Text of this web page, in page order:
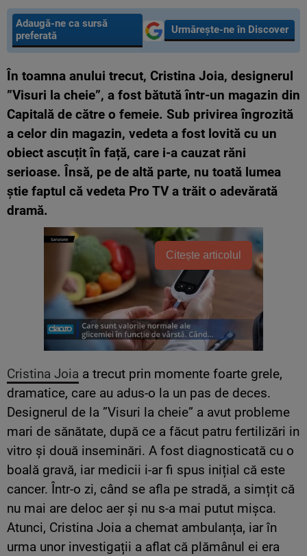
Adaugă-ne ca sursă
preferată
Urmărește-ne în Discover
În toamna anului trecut, Cristina Joia, designerul
”Visuri la cheie”, a fost bătută într-un magazin din
Capitală de către o femeie. Sub privirea îngrozită
a celor din magazin, vedeta a fost lovită cu un
obiect ascuțit în față, care i-a cauzat răni
serioase. Însă, pe de altă parte, nu toată lumea
știe faptul că vedeta Pro TV a trăit o adevărată
dramă.
Citește articolul
Cristina Joia a trecut prin momente foarte grele,
dramatice, care au adus-o la un pas de deces.
Designerul de la ”Visuri la cheie” a avut probleme
mari de sănătate, după ce a făcut patru fertilizări in
vitro și două inseminări. A fost diagnosticată cu o
boală gravă, iar medicii i-ar fi spus inițial că este
cancer. Într-o zi, când se afla pe stradă, a simțit că
nu mai are deloc aer și nu s-a mai putut mișca.
Atunci, Cristina Joia a chemat ambulanța, iar în
urma unor investigații a aflat că plămânul ei era